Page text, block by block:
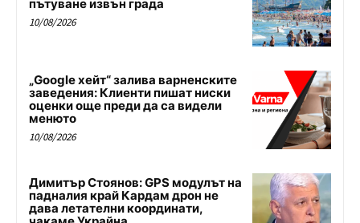
пътуване извън града
10/08/2026
„Google хейт“ залива варненските
заведения: Клиенти пишат ниски
оценки още преди да са видели
менюто
10/08/2026
Димитър Стоянов: GPS модулът на
падналия край Кардам дрон не
дава летателни координати,